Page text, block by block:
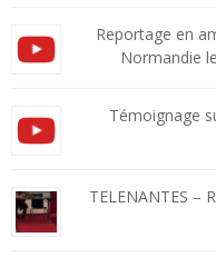
Reportage en
Normandie
Témoignage
TELENANTES –